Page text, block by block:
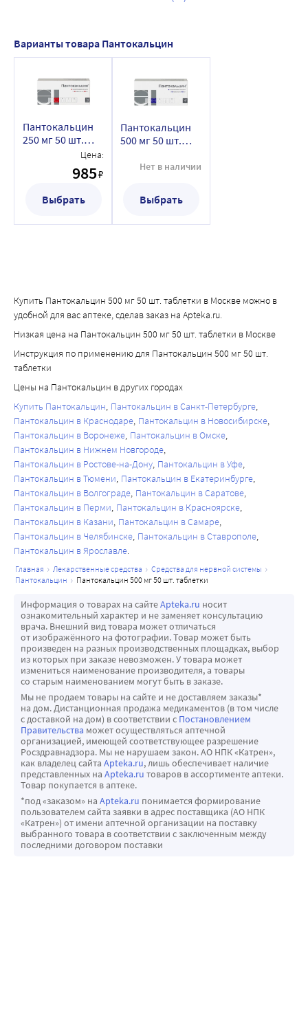
Варианты товара Пантокальцин
Пантокальцин
250 мг 50 шт.
Цена:
985₽
Выбрать
Пантокальцин
500 мг 50 шт.
Нет в наличии
Выбрать
Купить Пантокальцин 500 мг 50 шт. таблетки в Москве можно в
удобной для вас аптеке, сделав заказ на Apteka.ru.
Низкая цена на Пантокальцин 500 мг 50 шт. таблетки в Москве
Инструкция по применению для Пантокальцин 500 мг 50 шт.
таблетки
Цены на Пантокальцин в других городах
Купить Пантокальцин Пантокальцин в Санкт-Петербурге
Пантокальцин в Краснодаре Пантокальцин в Новосибирске
Пантокальцин в Воронеже Пантокальцин в Омске
Пантокальцин в Нижнем Новгороде
Пантокальцин в Ростове-на-Дону Пантокальцин в Уфе
Пантокальцин в Тюмени Пантокальцин в Екатеринбурге
Пантокальцин в Волгограде Пантокальцин в Саратове
Пантокальцин в Перми Пантокальцин в Красноярске
Пантокальцин в Казани Пантокальцин в Самаре
Пантокальцин в Челябинске Пантокальцин в Ставрополе
Пантокальцин в Ярославле
главная лекарственные средства
средства для нервной системы
пантокальцин
пантокальцин 500 мг 50 шт. таблетки
Информация о товарах на сайтеApteka.ru носит
ознакомительный характер и не заменяет консультацию
врача. Внешний вид товара может отличаться
от изображённого на фотографии. Товар может быть
произведен на разных производственных площадках, выбор
из которых при заказе невозможен. У товара может
измениться наименование производителя, а товары
со старым наименованием могут быть в заказе.
Мы не продаем товары на сайте и не доставляем заказы*
на дом. Дистанционная продажа медикаментов (в том числе
с доставкой на дом) в соответствии с Постановлением
Правительства может осуществляться аптечной
организацией, имеющей соответствующее разрешение
Росздравнадзора. Мы не нарушаем закон. АО НПК «Катрен»,
как владелец сайта Apteka.ru, лишь обеспечивает наличие
представленных на Apteka.ru товаров в ассортименте аптеки.
Товар покупается в аптеке.
*под «заказом» на Apteka.ru понимается формирование
пользователем сайта заявки в адрес поставщика (АО НПК
«Катрен») от имени аптечной организации на поставку
выбранного товара в соответствии с заключенным между
последними договором поставки